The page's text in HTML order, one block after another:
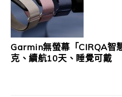
Garmin無螢幕「CIRQA智
克、續航10天、睡覺可戴